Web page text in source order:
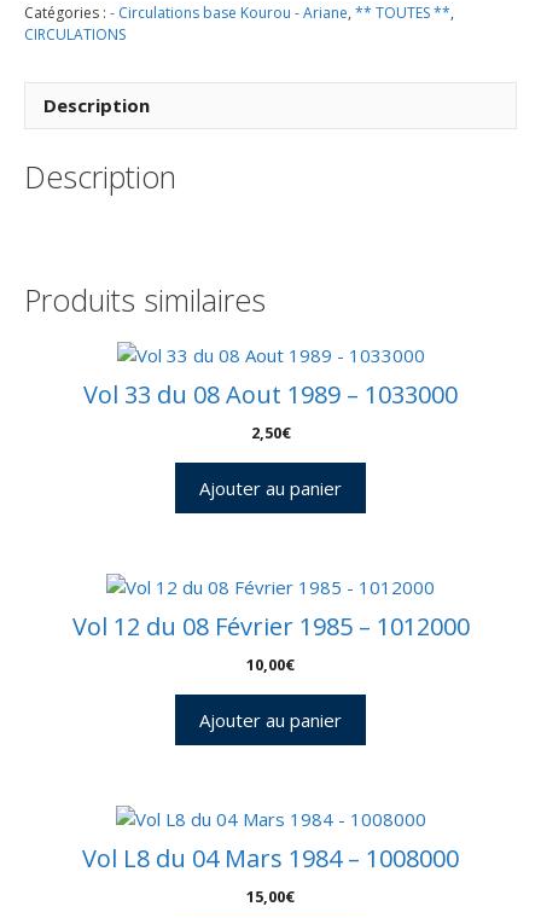
524ECA
Enveloppes
C
42
Catégories : - Circulations base Kourou - Ariane, ** TOUTES **,
CIRCULATIONS
Description
Description
Produits similaires
Vol 33 du 08 Aout 1989 – 1033000
2,50€
Ajouter au panier
Vol 12 du 08 Février 1985 – 1012000
10,00€
Ajouter au panier
Vol L8 du 04 Mars 1984 – 1008000
15,00€